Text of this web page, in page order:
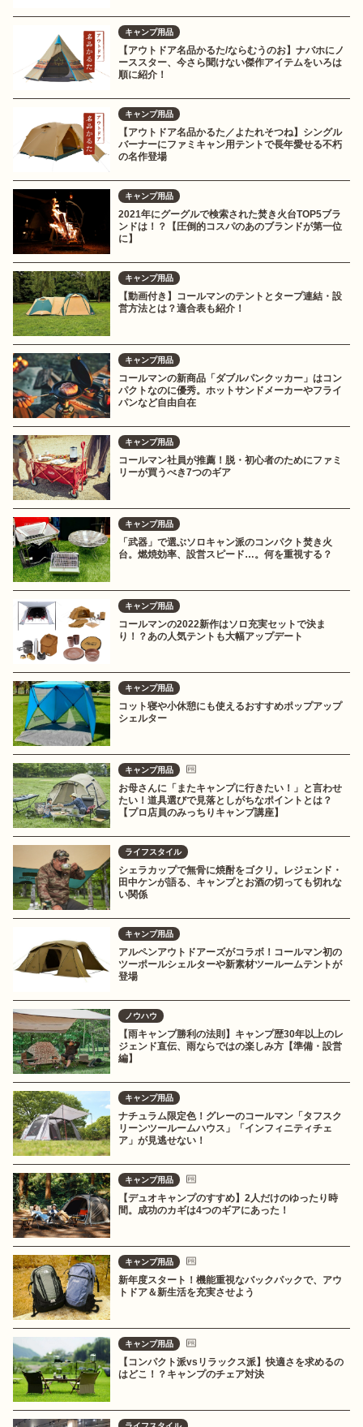
キャンプ用品
【アウトドア名品かるた/ならむうのお】ナバホにノ
ーススター、今さら聞けない傑作アイテムをいろは
順に紹介！
キャンプ用品
【アウトドア名品かるた／よたれそつね】シングル
バーナーにファミキャン用テントで長年愛せる不朽
の名作登場
キャンプ用品
2021年にグーグルで検索された焚き火台TOP5ブラ
ンドは！？【圧倒的コスパのあのブランドが第一位
に】
キャンプ用品
【動画付き】コールマンのテントとタープ連結・設
営方法とは？適合表も紹介！
キャンプ用品
コールマンの新商品「ダブルパンクッカー」はコン
パクトなのに優秀。ホットサンドメーカーやフライ
パンなど自由自在
キャンプ用品
コールマン社員が推薦！脱・初心者のためにファミ
リーが買うべき7つのギア
キャンプ用品
「武器」で選ぶソロキャン派のコンパクト焚き火
台。燃焼効率、設営スピード…。何を重視する？
キャンプ用品
コールマンの2022新作はソロ充実セットで決ま
り！？あの人気テントも大幅アップデート
キャンプ用品
コット寝や小休憩にも使えるおすすめポップアップ
シェルター
キャンプ用品
お母さんに「またキャンプに行きたい！」と言わせ
たい！道具選びで見落としがちなポイントとは？
【プロ店員のみっちりキャンプ講座】
ライフスタイル
シェラカップで無骨に焼酎をゴクリ。レジェンド・
田中ケンが語る、キャンプとお酒の切っても切れな
い関係
キャンプ用品
アルペンアウトドアーズがコラボ！コールマン初の
ツーポールシェルターや新素材ツールームテントが
登場
ノウハウ
【雨キャンプ勝利の法則】キャンプ歴30年以上のレ
ジェンド直伝、雨ならではの楽しみ方【準備・設営
編】
キャンプ用品
ナチュラム限定色！グレーのコールマン「タフスク
リーンツールームハウス」「インフィニティチェ
ア」が見逃せない！
キャンプ用品
【デュオキャンプのすすめ】2人だけのゆったり時
間。成功のカギは4つのギアにあった！
キャンプ用品
新年度スタート！機能重視なバックパックで、アウ
トドア＆新生活を充実させよう
キャンプ用品
【コンパクト派vsリラックス派】快適さを求めるの
はどこ！？キャンプのチェア対決